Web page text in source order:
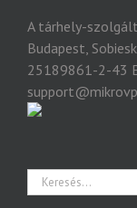
A tárhely-
Budapest,
25189861-2-43